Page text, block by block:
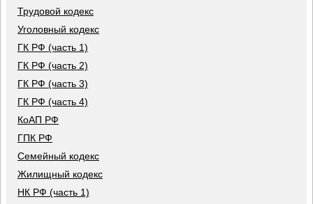
Трудовой кодекс
Уголовный кодекс
ГК РФ (часть 1)
ГК РФ (часть 2)
ГК РФ (часть 3)
ГК РФ (часть 4)
КоАП РФ
ГПК РФ
Семейный кодекс
Жилищный кодекс
НК РФ (часть 1)